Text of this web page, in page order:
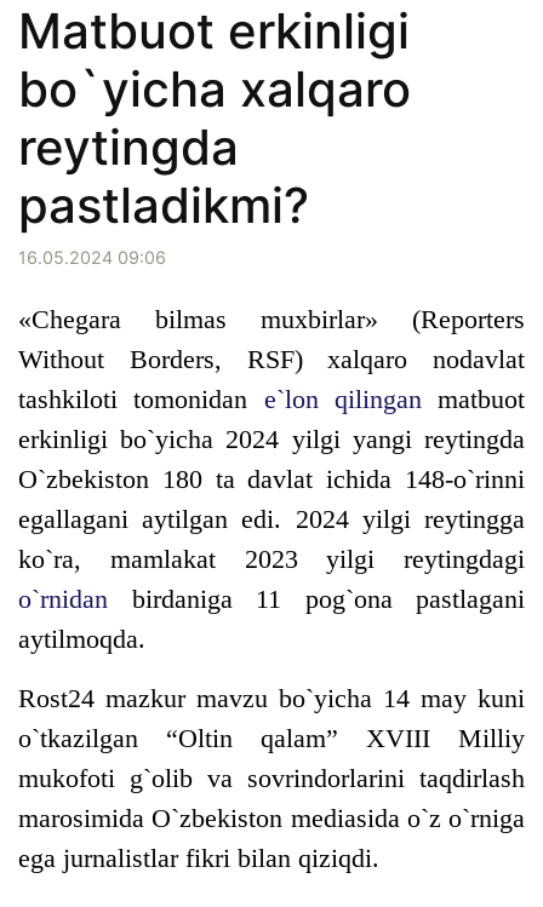
Matbuot erkinligi
bo`yicha xalqaro
reytingda
pastladikmi?
16.05.2024 09:06
«Chegara bilmas muxbirlar» (Reporters
Without Borders, RSF) xalqaro nodavlat
tashkiloti tomonidan e`lon qilinganmatbuot
erkinligi bo`yicha 2024 yilgi yangi reytingda
O`zbekiston 180 ta davlat ichida 148-o`rinni
egallagani aytilgan edi. 2024 yilgi reytingga
ko`ra, mamlakat 2023 yilgi reytingdagi
o`rnidan birdaniga 11 pog`ona pastlagani
aytilmoqda.
Rost24 mazkur mavzu bo`yicha 14 may kuni
o`tkazilgan “Oltin qalam” XVIII Milliy
mukofoti g`olib va sovrindorlarini taqdirlash
marosimida O`zbekiston mediasida o`z o`rniga
ega jurnalistlar fikri bilan qiziqdi.